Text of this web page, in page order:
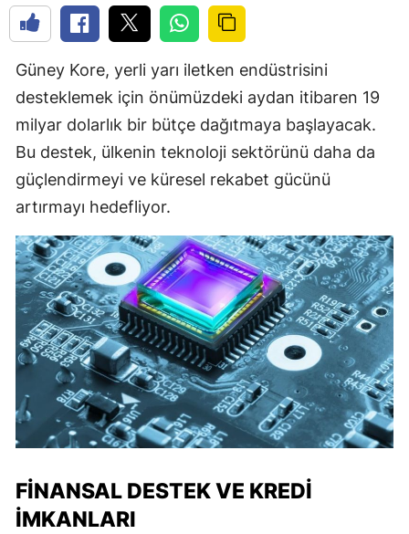
Güney Kore, yerli yarı iletken endüstrisini
desteklemek için önümüzdeki aydan itibaren 19
milyar dolarlık bir bütçe dağıtmaya başlayacak.
Bu destek, ülkenin teknoloji sektörünü daha da
güçlendirmeyi ve küresel rekabet gücünü
artırmayı hedefliyor.
FINANSAL DESTEK VE KREDI
İMKANLARI